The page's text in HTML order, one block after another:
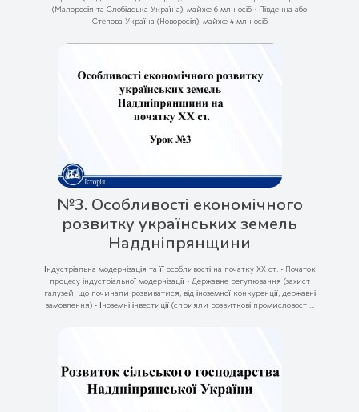
(Малоросія та Слобідська Україна), майже 6 млн осіб • Південна або
Степова Україна (Новоросія), майже 4 млн осіб
№3. Особливості економічного
розвитку українських земель
Наддніпрянщини
Індустріальна модернізація та її особливості на початку ХХ ст. • Початок
процесу індустріальної модернізації • Державне регулювання (захист
галузей, що починали розвиватися, від іноземної конкуренції, державні
замовлення) • Іноземні інвестиції (сприяли розвиткові промисловост ...